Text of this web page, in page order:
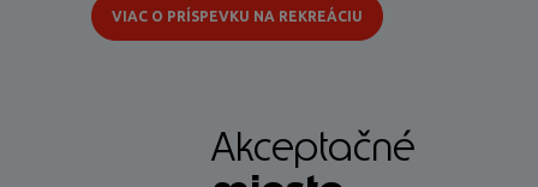
VIAC O PRÍSPEVKU NA REKREÁCIU
Akceptačné